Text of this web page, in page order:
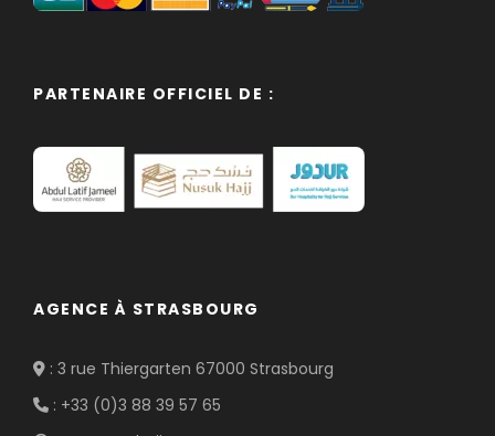
PARTENAIRE OFFICIEL DE :
AGENCE À STRASBOURG
: 3 rue Thiergarten 67000 Strasbourg
: +33 (0)3 88 39 57 65